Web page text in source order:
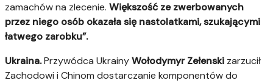
zamachów na zlecenie. Większość ze zwerbowanych
przez niego osób okazała się nastolatkami, szukającymi
łatwego zarobku”.
Ukraina.Przywódca UkrainyWołodymyr Zełenski zarzucił
Zachodowi i Chinom dostarczanie komponentów do